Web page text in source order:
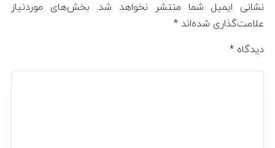
نشانی ایمیل شما منتشر نخواهد شد. بخش‌های موردنیاز
علامت‌گذاری شده‌اند *
دیدگاه *